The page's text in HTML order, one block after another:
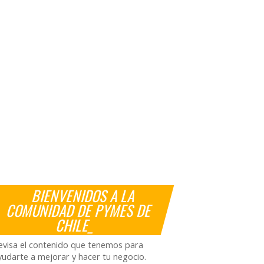
BIENVENIDOS A LA
COMUNIDAD DE PYMES DE
CHILE_
el contenido que tenemos para
a mejorar y hacer tu negocio.